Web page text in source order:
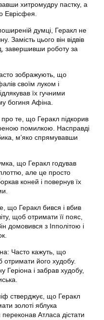
хитромудру пастку, а
Еврісфея.
думці, Геракл не
Замість цього він відвів
завершивши роботу за
зображують, що
своїм луком і
їх гучними
богиня Афіна.
те, що Геракл підкорив
помилкою. Насправді
м’яко спрямувавши
що Геракл годував
але це просто
коней і повернув їх
що Геракл бився і вбив
щоб отримати її пояс,
домовився з Іпполітою і
Часто кажуть, що
отримати його худобу.
Геріона і забрав худобу,
стверджує, що Геракл
золоті яблука
Атласа дістати